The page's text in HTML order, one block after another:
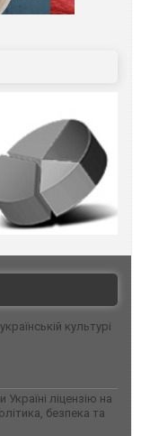
культурі
ліцензію на
безпека та